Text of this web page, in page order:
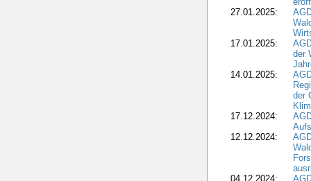
27.01.2025:
17.01.2025:
der
14.01.2025:
der
17.12.2024:
12.12.2024:
04.12.2024: